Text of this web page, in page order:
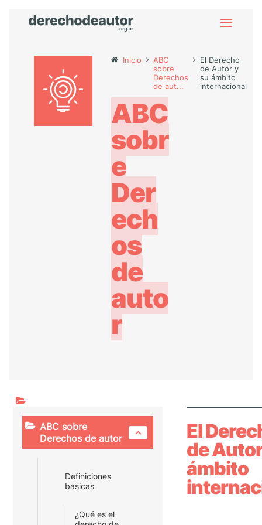
Inicio
ABC
sobre
Derechos
de aut...
El Derecho
de Autor y
su ámbito
internacional
ABC
sobr
e
Der
ech
os
de
auto
r
ABC sobre
Derechos de autor
Definiciones
básicas
¿Qué es el
El
de
ámbito